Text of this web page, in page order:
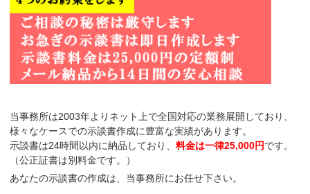
当事務所は2003年よりネット上で全国対応の業務展開しており、
様々なケースでの示談書作成に豊富な実績があります。
示談書は24時間以内に納品 しており、料金は一律25,000円です。
（公正証書は別料金です。）
あなたの示談書の作成は、当事務所にお任せ下さい。